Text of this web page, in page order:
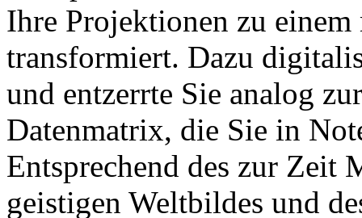
Ihre Projektionen zu
transformiert. Dazu
und entzerrte Sie analog
Datenmatrix, die Sie in
Entsprechend des zur Zeit
geistigen Weltbildes und